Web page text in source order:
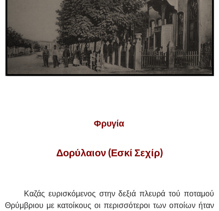
Φρυγία
Δορύλαιον (Εσκί Σεχίρ)
Καζάς ευρισκόμενος στην δεξιά πλευρά τού ποταμού
Θρύμβριου με κατοίκους οι περισσότεροι των οποίων ήταν